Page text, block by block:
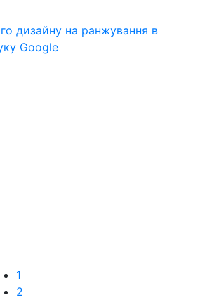
дизайну на ранжування в
Google
1
2